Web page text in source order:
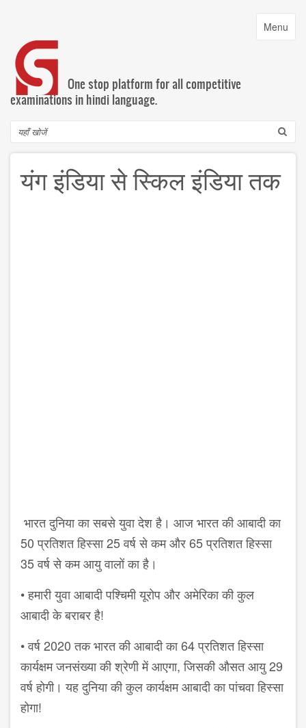
content
Toggle
Menu
One stop platform for all competitive
examinations in hindi language.
Search
यंग इंडिया से स्किल इंडिया तक
भारत दुनिया का सबसे युवा देश है। आज भारत की आबादी का
50 प्रतिशत हिस्सा 25 वर्ष से कम और 65 प्रतिशत हिस्सा
35 वर्ष से कम आयु वालों का है।
• हमारी युवा आबादी पश्चिमी यूरोप और अमेरिका की कुल
आबादी के बराबर है!
• वर्ष 2020 तक भारत की आबादी का 64 प्रतिशत हिस्सा
कार्यक्षम जनसंख्या की श्रेणी में आएगा, जिसकी औसत आयु 29
वर्ष होगी। यह दुनिया की कुल कार्यक्षम आबादी का पांचवा हिस्सा
होगा!